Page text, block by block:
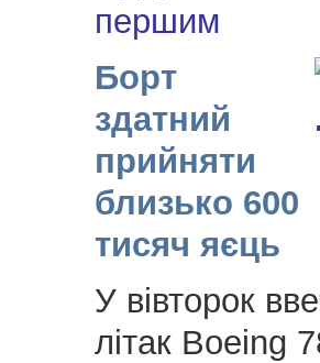
першим
Борт
здатний
прийняти
близько 600
тисяч яєць
У вівторок
літак Boeing